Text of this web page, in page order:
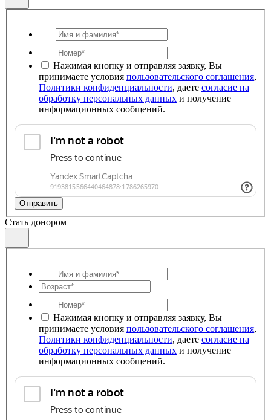
Нажимая кнопку и отправляя заявку, Вы
принимаете условия пользовательского соглашения,
Политики конфиденциальности, даете согласие на
обработку персональных данных и получение
информационных сообщений.
Отправить
Стать донором
Нажимая кнопку и отправляя заявку, Вы
принимаете условия пользовательского соглашения,
Политики конфиденциальности, даете согласие на
обработку персональных данных и получение
информационных сообщений.